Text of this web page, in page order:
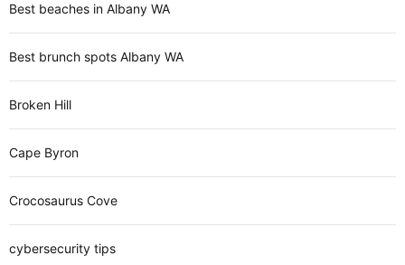
Best beaches in Albany WA
Best brunch spots Albany WA
Broken Hill
Cape Byron
Crocosaurus Cove
cybersecurity tips